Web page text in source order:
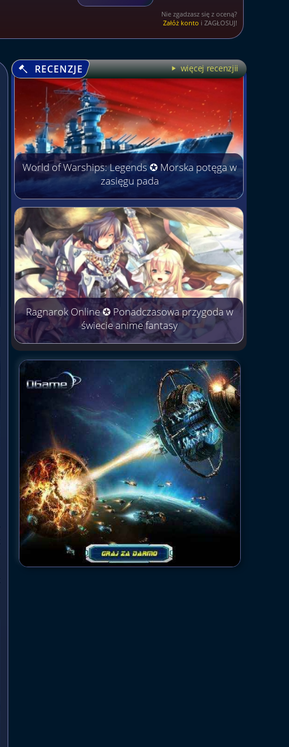
Nie zgadzasz się z oceną?
Załóż konto i ZAGŁOSUJ!
RECENZJE więcej recenzjii
World of Warships: Legends ✪ Morska potęga w
zasięgu pada
Ragnarok Online ✪ Ponadczasowa przygoda w
świecie anime fantasy